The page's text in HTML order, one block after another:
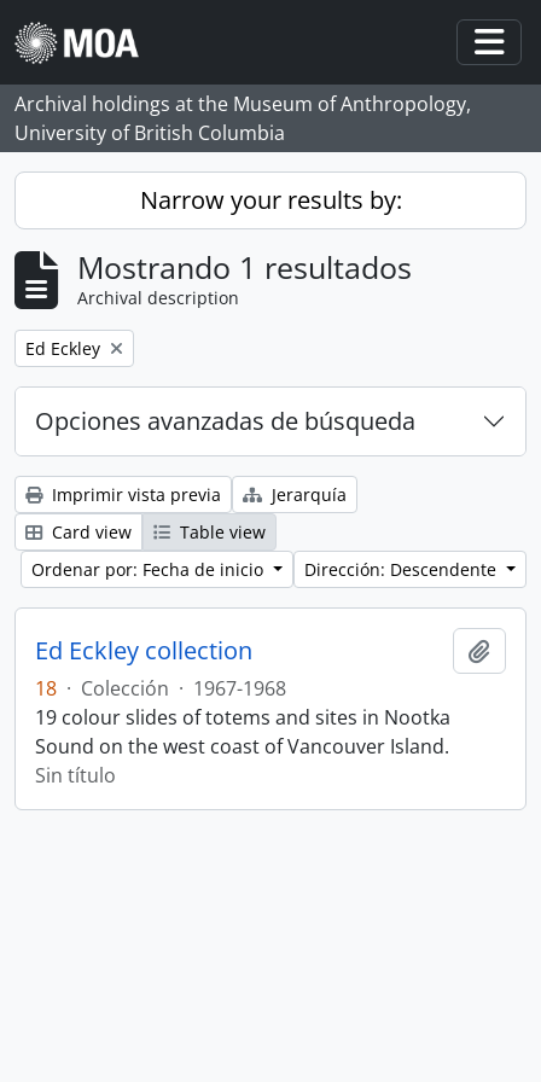
Skip to main content
Archival holdings at the Museum of Anthropology,
University of British Columbia
Narrow your results by:
Mostrando 1 resultados
Archival description
Remove filter:
Ed Eckley
Opciones avanzadas de búsqueda
Imprimir vista previa
Jerarquía
Card view
Table view
Ordenar por: Fecha de inicio
Dirección: Descendente
Ed Eckley collection
18 · Colección · 1967-1968
19 colour slides of totems and sites in Nootka
Sound on the west coast of Vancouver Island.
Sin título